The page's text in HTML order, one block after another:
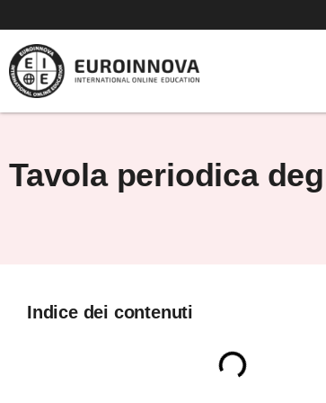
al
contenuto
Tavola periodica
Indice dei contenuti